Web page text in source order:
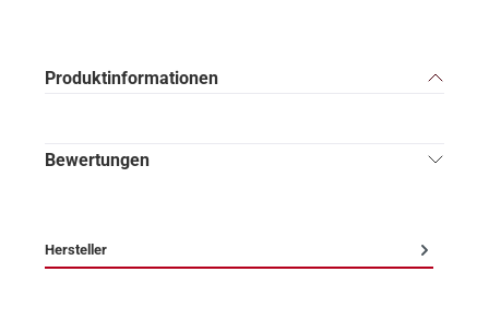
Produktinformationen
Bewertungen
Hersteller